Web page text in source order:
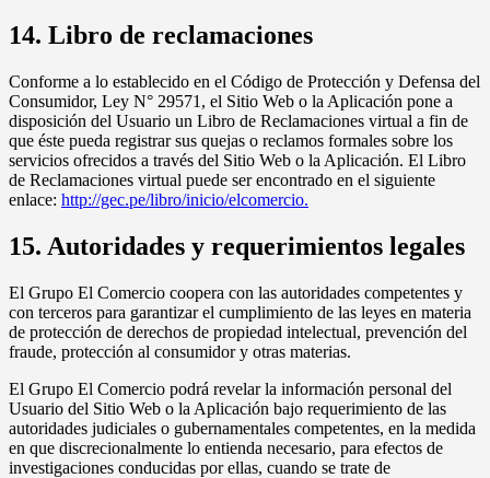
14. Libro de reclamaciones
Conforme a lo establecido en el Código de Protección y Defensa del
Consumidor, Ley N° 29571, el Sitio Web o la Aplicación pone a
disposición del Usuario un Libro de Reclamaciones virtual a fin de
que éste pueda registrar sus quejas o reclamos formales sobre los
servicios ofrecidos a través del Sitio Web o la Aplicación. El Libro
de Reclamaciones virtual puede ser encontrado en el siguiente
enlace: http://gec.pe/libro/inicio/elcomercio.
15. Autoridades y requerimientos legales
El Grupo El Comercio coopera con las autoridades competentes y
con terceros para garantizar el cumplimiento de las leyes en materia
de protección de derechos de propiedad intelectual, prevención del
fraude, protección al consumidor y otras materias.
El Grupo El Comercio podrá revelar la información personal del
Usuario del Sitio Web o la Aplicación bajo requerimiento de las
autoridades judiciales o gubernamentales competentes, en la medida
en que discrecionalmente lo entienda necesario, para efectos de
investigaciones conducidas por ellas, cuando se trate de